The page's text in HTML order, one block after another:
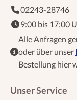
02243-28746
9:00 bis 17:00
Alle Anfragen
oder über unser
Bestellung hier
Unser Service